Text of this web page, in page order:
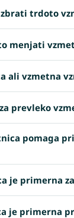
trdoto
menjati
ali vzmetna
prevleko
pomaga
je primerna
je primerna